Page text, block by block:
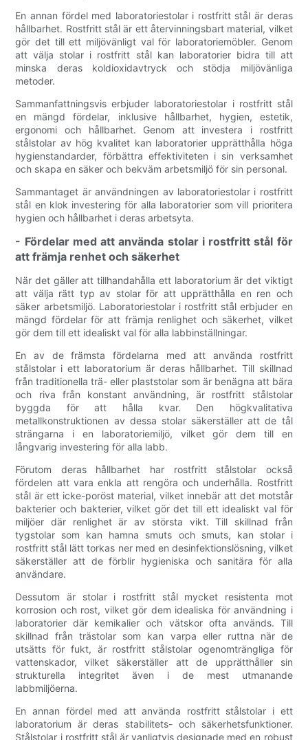
En annan fördel med laboratoriestolar i rostfritt stål är deras
hållbarhet. Rostfritt stål är ett återvinningsbart material, vilket
gör det till ett miljövänligt val för laboratoriemöbler. Genom
att välja stolar i rostfritt stål kan laboratorier bidra till att
minska deras koldioxidavtryck och stödja miljövänliga
metoder.
Sammanfattningsvis erbjuder laboratoriestolar i rostfritt stål
en mängd fördelar, inklusive hållbarhet, hygien, estetik,
ergonomi och hållbarhet. Genom att investera i rostfritt
stålstolar av hög kvalitet kan laboratorier upprätthålla höga
hygienstandarder, förbättra effektiviteten i sin verksamhet
och skapa en säker och bekväm arbetsmiljö för sin personal.
Sammantaget är användningen av laboratoriestolar i rostfritt
stål en klok investering för alla laboratorier som vill prioritera
hygien och hållbarhet i deras arbetsyta.
- Fördelar med att använda stolar i rostfritt stål för
att främja renhet och säkerhet
När det gäller att tillhandahålla ett laboratorium är det viktigt
att välja rätt typ av stolar för att upprätthålla en ren och
säker arbetsmiljö. Laboratoriestolar i rostfritt stål erbjuder en
mängd fördelar för att främja renlighet och säkerhet, vilket
gör dem till ett idealiskt val för alla labbinställningar.
En av de främsta fördelarna med att använda rostfritt
stålstolar i ett laboratorium är deras hållbarhet. Till skillnad
från traditionella trä- eller plaststolar som är benägna att bära
och riva från konstant användning, är rostfritt stålstolar
byggda för att hålla kvar. Den högkvalitativa
metallkonstruktionen av dessa stolar säkerställer att de tål
strängarna i en laboratoriemiljö, vilket gör dem till en
långvarig investering för alla labb.
Förutom deras hållbarhet har rostfritt stålstolar också
fördelen att vara enkla att rengöra och underhålla. Rostfritt
stål är ett icke-poröst material, vilket innebär att det motstår
bakterier och bakterier, vilket gör det till ett idealiskt val för
miljöer där renlighet är av största vikt. Till skillnad från
tygstolar som kan hamna smuts och smuts, kan stolar i
rostfritt stål lätt torkas ner med en desinfektionslösning, vilket
säkerställer att de förblir hygieniska och sanitära för alla
användare.
Dessutom är stolar i rostfritt stål mycket resistenta mot
korrosion och rost, vilket gör dem idealiska för användning i
laboratorier där kemikalier och vätskor ofta används. Till
skillnad från trästolar som kan varpa eller ruttna när de
utsätts för fukt, är rostfritt stålstolar ogenomträngliga för
vattenskador, vilket säkerställer att de upprätthåller sin
strukturella integritet även i de mest utmanande
labbmiljöerna.
En annan fördel med att använda rostfritt stålstolar i ett
laboratorium är deras stabilitets- och säkerhetsfunktioner.
Stålstolar i rostfritt stål är vanligtvis designade med en robust